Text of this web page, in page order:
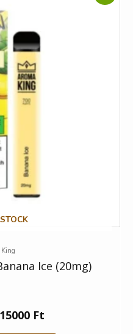
Ice (20mg)
15000 Ft